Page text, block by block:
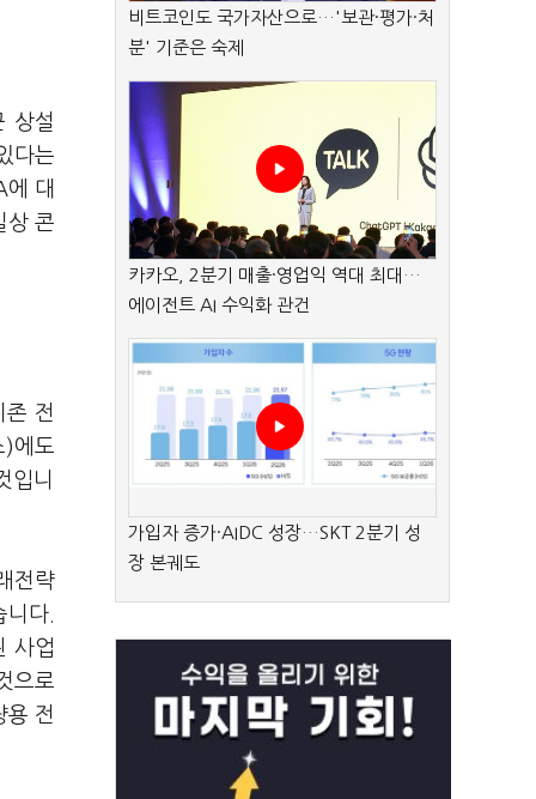
상설
다는
에 대
상 콘
존 전
)에도
입니
전략
니다
사업
으로
용 전
비트코인도 국가자산으로…'보관·평가·처
분' 기준은 숙제
카카오, 2분기 매출·영업익 역대 최대…
에이전트 AI 수익화 관건
가입자 증가·AIDC 성장…SKT 2분기 성
장 본궤도